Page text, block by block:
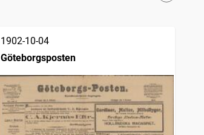
1902-10-04
Göteborgsposten